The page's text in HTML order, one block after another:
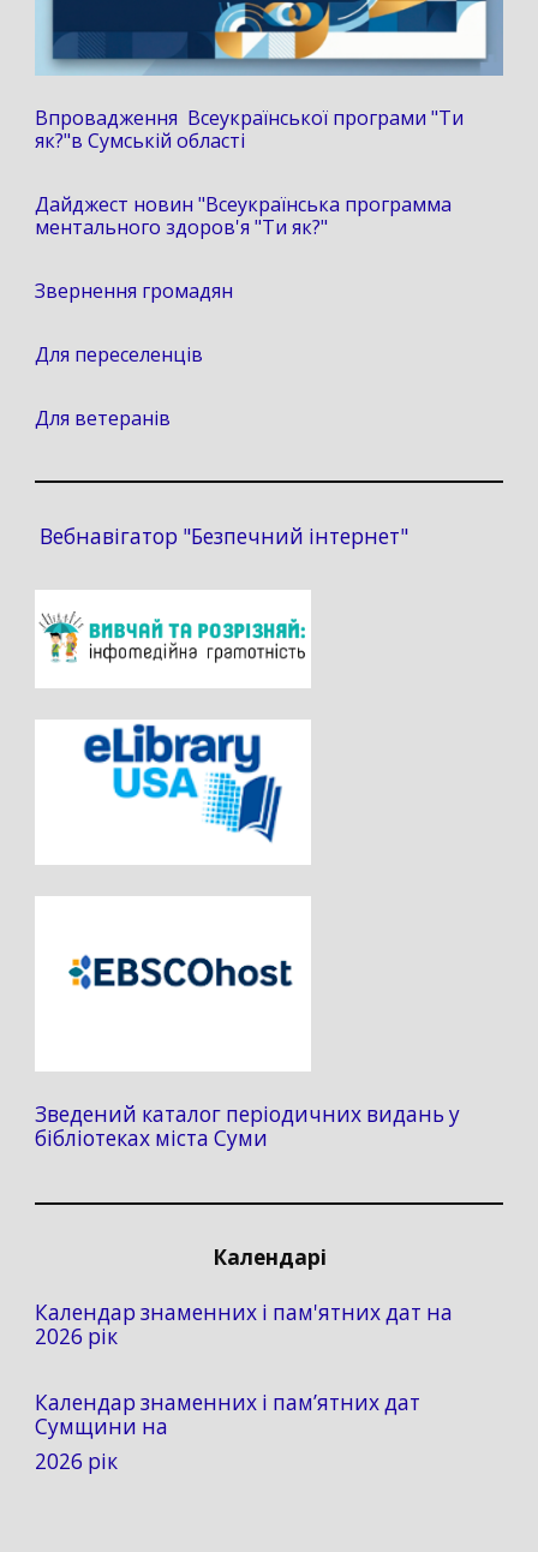
Впровадження Всеукраїнської програми "Ти
як?"в Сумській області
Дайджест новин "Всеукраїнська программа
ментального здоров'я "Ти як?"
Звернення громадян
Для переселенців
Для ветеранів
Вебнавігатор "Безпечний інтернет"
Зведений каталог періодичних видань у
бібліотеках міста Суми
Календарі
Календар знаменних і пам'ятних дат на
2026 рік
Календар знаменних і пам’ятних дат
Сумщини на
2026 рік